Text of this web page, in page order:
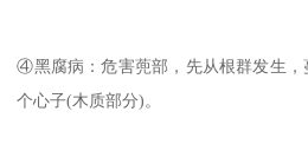
④黑腐病：危害蔸部，先从根群发生，
个心子(木质部分)。